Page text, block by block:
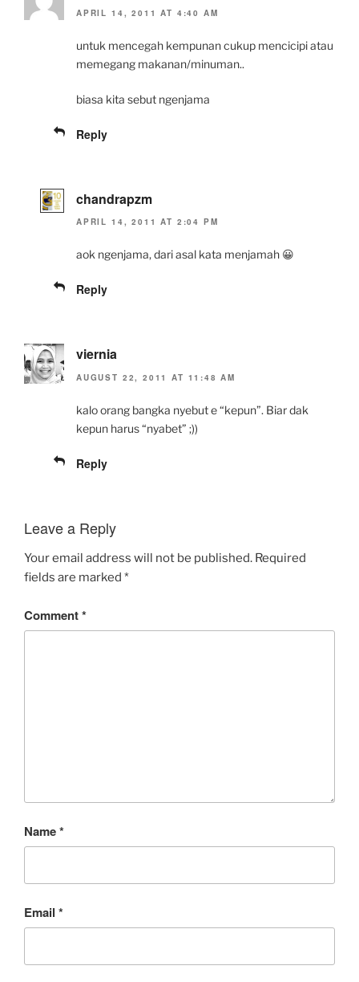
APRIL 14, 2011 AT 4:40 AM
untuk mencegah kempunan cukup mencicipi atau
memegang makanan/minuman..
biasa kita sebut ngenjama
Reply
chandrapzm
APRIL 14, 2011 AT 2:04 PM
aok ngenjama, dari asal kata menjamah 😀
Reply
viernia
AUGUST 22, 2011 AT 11:48 AM
kalo orang bangka nyebut e “kepun”. Biar dak
kepun harus “nyabet” ;))
Reply
Leave a Reply
Your email address will not be published. Required
fields are marked *
Comment*
Name*
Email *